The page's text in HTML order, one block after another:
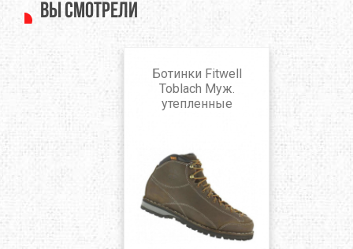
Вы смотрели
Ботинки Fitwell
Toblach Муж.
утепленные